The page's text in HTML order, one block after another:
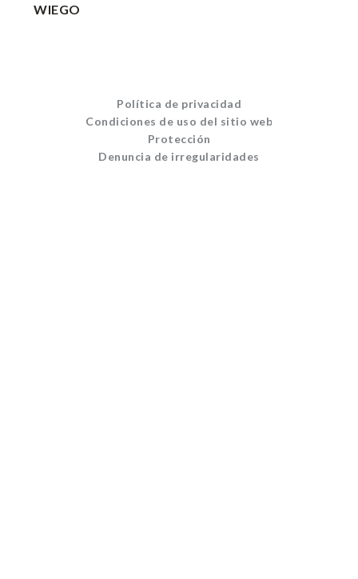
WIEGO
Política de privacidad
Condiciones de uso del sitio web
Protección
Denuncia de irregularidades